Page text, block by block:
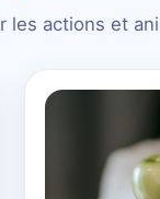
actions et